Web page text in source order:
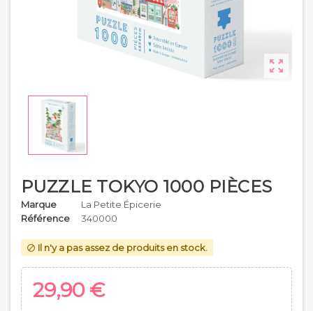

PUZZLE TOKYO 1000 PIÈCES
Marque
La Petite Épicerie
Référence
340000
 Il n'y a pas assez de produits en stock.
29,90 €